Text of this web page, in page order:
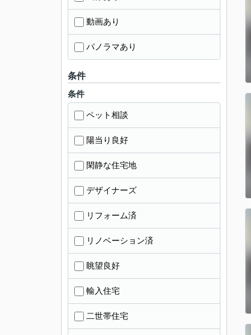
動画あり
パノラマあり
条件
条件
ペット相談
陽当り良好
閑静な住宅地
デザイナーズ
リフォーム済
リノベーション済
眺望良好
輸入住宅
二世帯住宅